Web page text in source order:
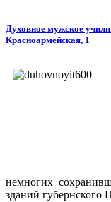
Духовное мужское
Красноармейская, 1
немногих
зданий губернского